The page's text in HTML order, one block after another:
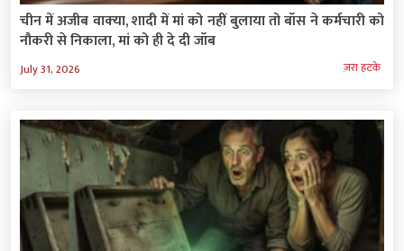
चीन में अजीब वाक्‍या, शादी में मां को नहीं बुलाया तो बॉस ने कर्मचारी को
नौकरी से निकाला, मां को ही दे दी जॉब
July 31, 2026 ज़रा हटके